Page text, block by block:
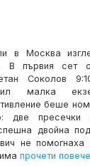
в Москва
В първия сет
Соколов
малка
беше
две пресечки
двойна
не
прочети